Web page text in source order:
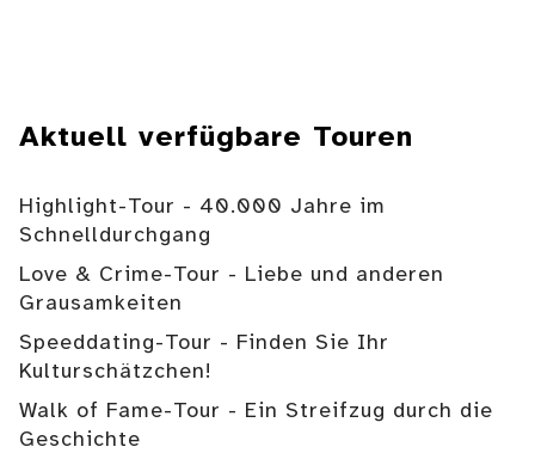
Aktuell verfügbare Touren
Highlight-Tour - 40.000 Jahre im
Schnelldurchgang
Love & Crime-Tour - Liebe und anderen
Grausamkeiten
Speeddating-Tour - Finden Sie Ihr
Kulturschätzchen!
Walk of Fame-Tour - Ein Streifzug durch die
Geschichte